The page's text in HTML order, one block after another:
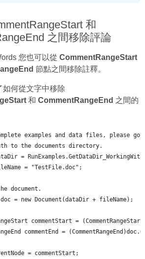
和
之間移除評論
您也可以從 CommentRangeStart
節點之間移除註釋。
如何從文字中移除
和 CommentRangeEnd 之間的
examples and data files, please go
to the documents directory.
=
= "TestFile.doc";
document.
doc = new Document(dataDir + fileName);
commentStart =
commentEnd =
= commentStart;